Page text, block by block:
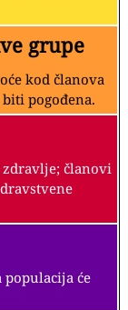
grupe
kod članova
pogođena.
zdravlje; članovi
će